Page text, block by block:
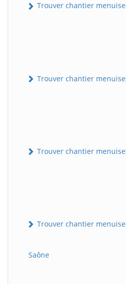
Trouver chantier
Trouver chantier
Trouver chantier
Trouver chantier
Saône